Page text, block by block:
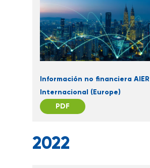
Información no financiera AIER
Internacional (Europe)
PDF
2022